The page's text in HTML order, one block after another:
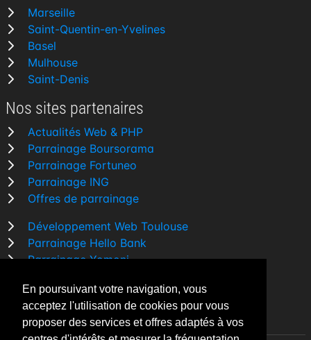
En poursuivant votre navigation, vous
acceptez l'utilisation de cookies pour vous
proposer des services et offres adaptés à vos
Marseille
Saint-Quentin-en-Yvelines
Basel
Mulhouse
Saint-Denis
Nos sites partenaires
Actualités Web & PHP
Parrainage Boursorama
Parrainage Fortuneo
Parrainage ING
Offres de parrainage
Développement Web Toulouse
Parrainage Hello Bank
Parrainage Yomoni
Comparatif banque